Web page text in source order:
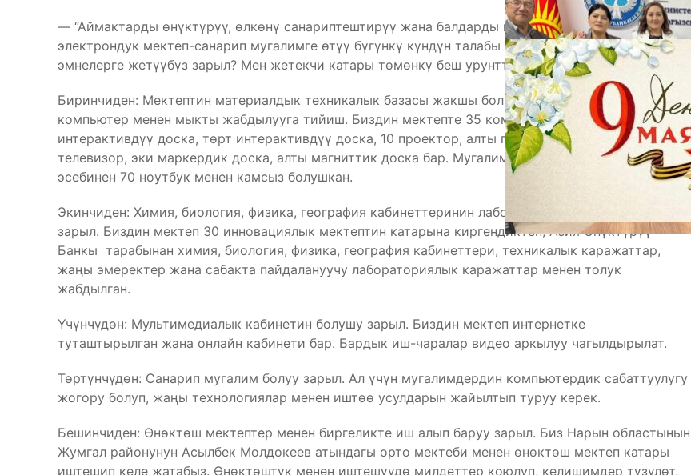
— “Аймактарды өнүктүрүү, өлкөнү санариптештирүү жана балдарды колдоо жылында”
электрондук мектеп-санарип мугалимге өтүү бүгүнкү күндүн талабы болуп саналат. Ошондуктан
эмнелерге жетүүбүз зарыл? Мен жетекчи катары төмөнкү беш урунттуу учурду белгилээр элем:
Биринчиден: Мектептин материалдык техникалык базасы жакшы болуш керек. Окуу кабинеттери
компьютер менен мыкты жабдылууга тийиш. Биздин мектепте 35 компьютер, бир электрондук
интерактивдүү доска, төрт интерактивдүү доска, 10 проектор, алты проектордун доскасы, беш
телевизор, эки маркердик доска, алты магниттик доска бар. Мугалимдер өз каражаттарынын
эсебинен 70 ноутбук менен камсыз болушкан.
Экинчиден: Химия, биология, физика, география кабинеттеринин лабораториясы бар болушу
зарыл. Биздин мектеп 30 инновациялык мектептин катарына киргендиктен, Азия Өнүктүрүү
Банкы тарабынан химия, биология, физика, география кабинеттери, техникалык каражаттар,
жаңы эмеректер жана сабакта пайдалануучу лабораториялык каражаттар менен толук
жабдылган.
Үчүнчүдөн: Мультимедиалык кабинетин болушу зарыл. Биздин мектеп интернетке
туташтырылган жана онлайн кабинети бар. Бардык иш-чаралар видео аркылуу чагылдырылат.
Төртүнчүдөн: Санарип мугалим болуу зарыл. Ал үчүн мугалимдердин компьютердик сабаттуулугу
жогору болуп, жаңы технологиялар менен иштөө усулдарын жайылтып туруу керек.
Бешинчиден: Өнөктөш мектептер менен биргеликте иш алып баруу зарыл. Биз Нарын областынын
Жумгал районунун Асылбек Молдокеев атындагы орто мектеби менен өнөктөш мектеп катары
иштешип келе жатабыз. Өнөктөштүк менен иштешүүдө милдеттер коюлуп, келишимдер түзүлөт,